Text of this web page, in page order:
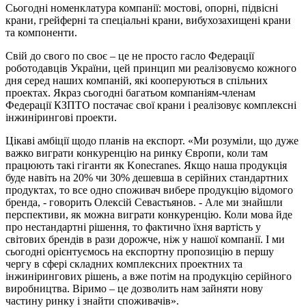
Сьогодні номенклатура компанії: мостові, опорні, підвісні
крани, грейферні та спеціальні крани, вибухозахищені крани
та компоненти.
Свій до свого по своє – це не просто гасло Федерації
роботодавців України, цей принцип ми реалізовуємо кожного
дня серед наших компаній, які кооперуються в спільних
проектах. Якраз сьогодні багатьом компаніям-членам
Федерації КЗПТО постачає свої крани і реалізовує комплексні
інжинірингові проекти.
Цікаві амбіції щодо планів на експорт. «Ми розуміли, що дуже
важко виграти конкуренцію на ринку Європи, коли там
працюють такі гіганти як Konecranes. Якщо наша продукція
буде навіть на 20% чи 30% дешевша в серійних стандартних
продуктах, то все одно споживач вибере продукцію відомого
бренда, - говорить Олексій Севастьянов. - Але ми знайшли
перспективи, як можна виграти конкуренцію. Коли мова йде
про нестандартні рішення, то фактично їхня вартість у
світових брендів в рази дорожче, ніж у нашої компанії. І ми
сьогодні орієнтуємось на експортну пропозицію в першу
чергу в сфері складних комплексних проектних та
інжинірингових рішень, а вже потім на продукцію серійного
виробництва. Віримо – це дозволить нам зайняти нову
частину ринку і знайти споживачів».